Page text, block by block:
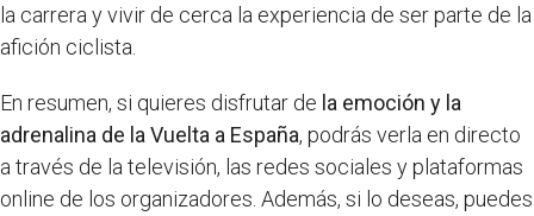
la carrera y vivir de cerca la experiencia de ser parte de la
afición ciclista.
En resumen, si quieres disfrutar de la emoción y la
adrenalina de la Vuelta a España, podrás verla en directo
a través de la televisión, las redes sociales y plataformas
online de los organizadores. Además, si lo deseas, puedes